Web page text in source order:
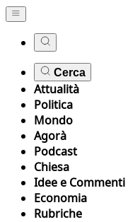
Cerca
Attualità
Politica
Mondo
Agorà
Podcast
Chiesa
Idee e Commenti
Economia
Rubriche